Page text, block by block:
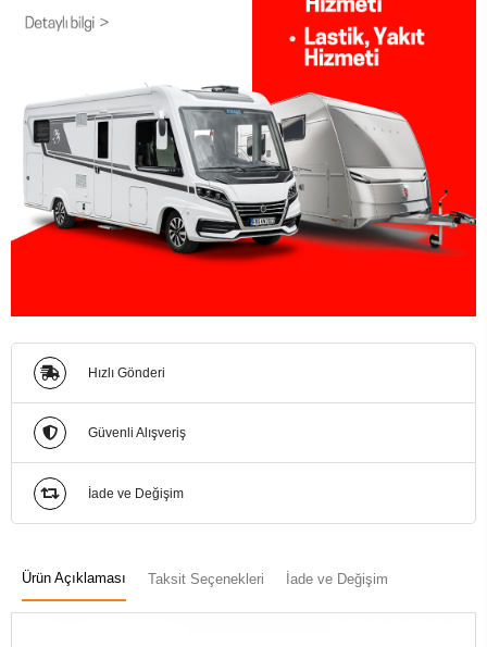
Hızlı Gönderi
Güvenli Alışveriş
İade ve Değişim
Ürün Açıklaması Taksit Seçenekleri İade ve Değişim